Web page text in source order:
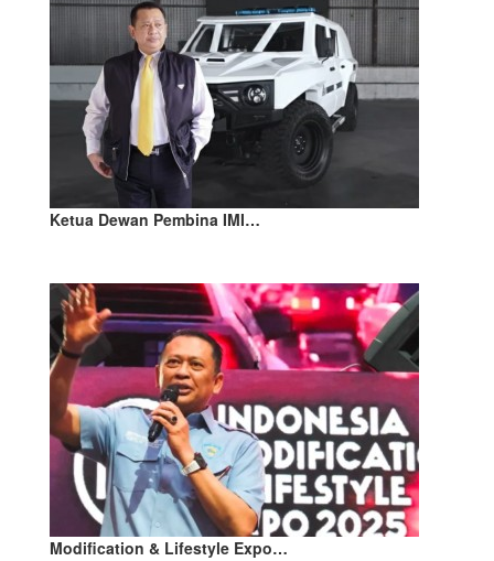
Ketua Dewan Pembina IMI…
Modification & Lifestyle Expo…